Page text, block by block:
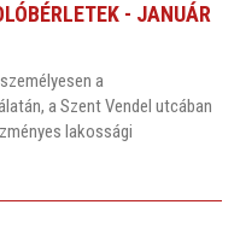
- JANUÁR
a
a Szent Vendel utcában
lakossági